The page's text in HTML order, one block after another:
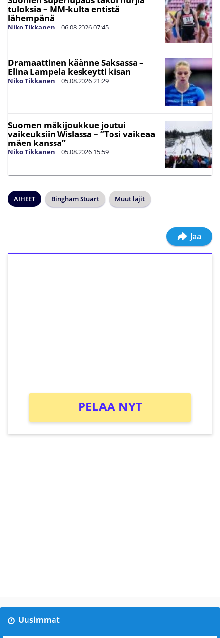
tuloksia – MM-kulta entistä
lähempänä
Niko Tikkanen | 06.08.202607:45
Dramaattinen käänne Saksassa –
Elina Lampela keskeytti kisan
Niko Tikkanen | 05.08.202621:29
Suomen mäkijoukkue joutui
vaikeuksiin Wislassa – ”Tosi vaikeaa
mäen kanssa”
Niko Tikkanen | 05.08.2026 15:59
AIHEET Bingham Stuart Muut lajit
Jaa
PELAA NYT
Uusimmat